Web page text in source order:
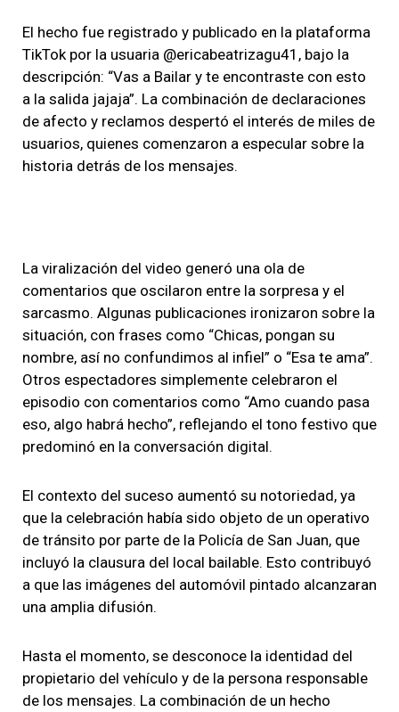
El hecho fue registrado y publicado en la plataforma
TikTok por la usuaria @ericabeatrizagu41, bajo la
descripción: “Vas a Bailar y te encontraste con esto
a la salida jajaja”. La combinación de declaraciones
de afecto y reclamos despertó el interés de miles de
usuarios, quienes comenzaron a especular sobre la
historia detrás de los mensajes.
La viralización del video generó una ola de
comentarios que oscilaron entre la sorpresa y el
sarcasmo. Algunas publicaciones ironizaron sobre la
situación, con frases como “Chicas, pongan su
nombre, así no confundimos al infiel” o “Esa te ama”.
Otros espectadores simplemente celebraron el
episodio con comentarios como “Amo cuando pasa
eso, algo habrá hecho”, reflejando el tono festivo que
predominó en la conversación digital.
El contexto del suceso aumentó su notoriedad, ya
que la celebración había sido objeto de un operativo
de tránsito por parte de la Policía de San Juan, que
incluyó la clausura del local bailable. Esto contribuyó
a que las imágenes del automóvil pintado alcanzaran
una amplia difusión.
Hasta el momento, se desconoce la identidad del
propietario del vehículo y de la persona responsable
de los mensajes. La combinación de un hecho